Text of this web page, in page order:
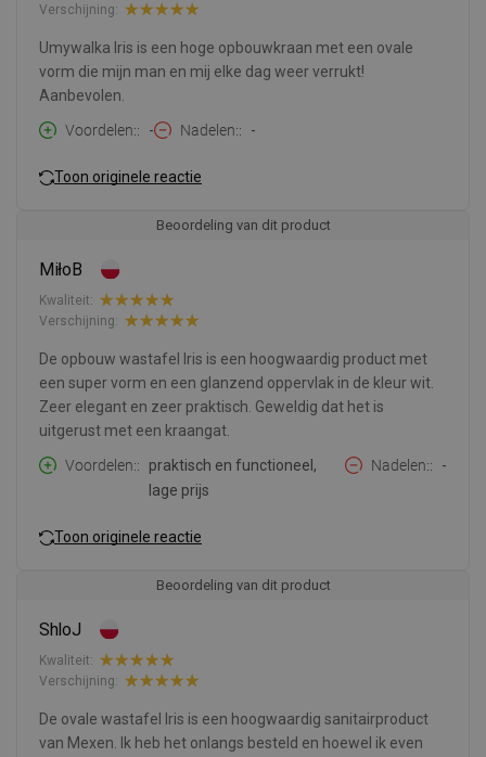
Verschijning:
Umywalka Iris is een hoge opbouwkraan met een ovale
vorm die mijn man en mij elke dag weer verrukt!
Aanbevolen.
Voordelen:
- Nadelen: -
Toon originele reactie
Beoordeling van dit product
MiłoB
Kwaliteit:
Verschijning:
De opbouw wastafel Iris is een hoogwaardig product met
een super vorm en een glanzend oppervlak in de kleur wit.
Zeer elegant en zeer praktisch. Geweldig dat het is
uitgerust met een kraangat.
Voordelen:
praktisch en functioneel,
lage prijs
Nadelen: -
Toon originele reactie
Beoordeling van dit product
ShloJ
Kwaliteit:
Verschijning:
De ovale wastafel Iris is een hoogwaardig sanitairproduct
van Mexen. Ik heb het onlangs besteld en hoewel ik even